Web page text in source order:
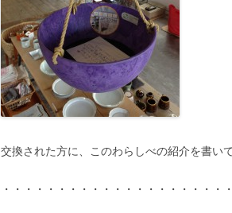
交換された方に、このわらしべの紹介を書い
・・・・・・・・・・・・・・・・・・・・